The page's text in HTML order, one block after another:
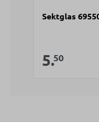
Sektglas
5.50